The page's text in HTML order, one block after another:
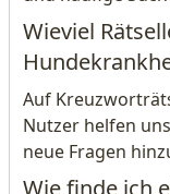
Wieviel
Auf
Nutzer helfen
neue Fragen
Wie finde ich